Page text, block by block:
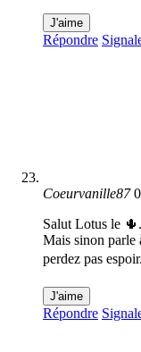
J'aime
Répondre
Coeurvanille87
Salut Lotus le
Mais sinon parle
perdez pas
J'aime
Répondre